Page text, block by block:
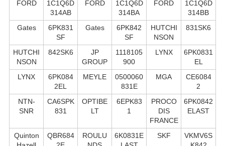
FORD
1C1Q6D
314AB
FORD
1C1Q6D
314BA
FORD
1C1Q6D
314BB
Gates
6PK831
SF
Gates
6PK842
SF
HUTCHI
NSON
831SK6
HUTCHI
NSON
842SK6
JP
GROUP
1118105
900
LYNX
6PK0831
EL
LYNX
6PK084
2EL
MEYLE
0500060
831E
MGA
CE6084
2
NTN-
SNR
CA6SPK
831
OPTIBE
LT
6EPK83
1
PROCO
DIS
FRANCE
6PK0842
ELAST
Quinton
QBR684
ROULU
6K0831E
SKF
VKMV6S